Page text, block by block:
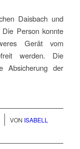
Daisbach und
Person konnte
Gerät vom
werden. Die
Absicherung der
VON ISABELL